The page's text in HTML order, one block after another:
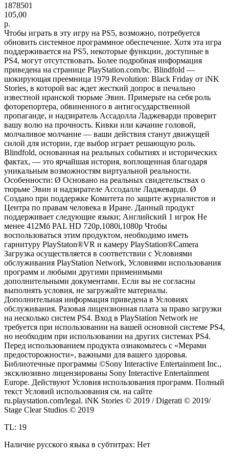
1878501
105,00
р.
Чтобы играть в эту игру на PS5, возможно, потребуется
обновить системное программное обеспечение. Хотя эта игра
поддерживается на PS5, некоторые функции, доступные в
PS4, могут отсутствовать. Более подробная информация
приведена на странице PlayStation.com/bc. Blindfold —
шокирующая преемница 1979 Revolution: Black Friday от iNK
Stories, в которой вас ждет жесткий допрос в печально
известной иранской тюрьме Эвин. Примерьте на себя роль
фоторепортера, обвиненного в антигосударственной
пропаганде, и надзиратель Ассадолла Ладжеварди проверит
вашу волю на прочность. Кивки или качание головой,
молчаливое молчание — ваши действия станут движущей
силой для истории, где выбор играет решающую роль.
Blindfold, основанная на реальных событиях и исторических
фактах, — это ярчайшая история, воплощенная благодаря
уникальным возможностям виртуальной реальности.
Особенности: Ø Основано на реальных свидетельствах о
тюрьме Эвин и надзирателе Ассодалле Ладжеварди. Ø
Создано при поддержке Комитета по защите журналистов и
Центра по правам человека в Иране. Данный продукт
поддерживает следующие языки; Английский 1 игрок Не
менее 412Мб PAL HD 720p,1080i,1080p Чтобы
воспользоваться этим продуктом, необходимо иметь
гарнитуру PlayStaton®VR и камеру PlayStation®Camera
Загрузка осуществляется в соответствии с Условиями
обслуживания PlayStation Network, Условиями использования
программ и любыми другими применимыми
дополнительными документами. Если вы не согласны
выполнять условия, не загружайте материалы.
Дополнительная информация приведена в Условиях
обслуживания. Разовая лицензионная плата за право загрузки
на несколько систем PS4. Вход в PlayStation Network не
требуется при использовании на вашей основной системе PS4,
но необходим при использовании на других системах PS4.
Перед использованием продукта ознакомьтесь с «Мерами
предосторожности», важными для вашего здоровья.
Библиотечные программы ©Sony Interactive Entertainment Inc.,
эксклюзивно лицензированы Sony Interactive Entertainment
Europe. Действуют Условия использования программ. Полный
текст Условий использования см. на сайте
ru.playstation.com/legal. iNK Stories © 2019 / Digerati © 2019/
Stage Clear Studios © 2019
TL: 19
Наличие русского языка в субтитрах: Нет